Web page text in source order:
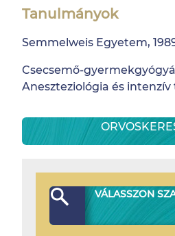
Tanulmányok
Semmelweis Egyetem,
Csecsemő-
Aneszteziológia és intenzív
VÁLASSZON